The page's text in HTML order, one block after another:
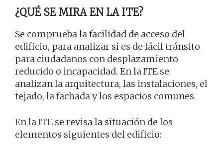
¿QUÉ SE MIRA EN LA ITE?
Se comprueba la facilidad de acceso del
edificio, para analizar si es de fácil tránsito
para ciudadanos con desplazamiento
reducido o incapacidad. En la ITE se
analizan la arquitectura, las instalaciones, el
tejado, la fachada y los espacios comunes.
En la ITE se revisa la situación de los
elementos siguientes del edificio: